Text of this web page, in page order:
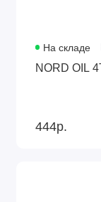
На складе
444р.